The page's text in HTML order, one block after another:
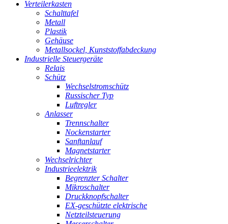
Verteilerkasten
Schalttafel
Metall
Plastik
Gehäuse
Metallsockel, Kunststoffabdeckung
Industrielle Steuergeräte
Relais
Schütz
Wechselstromschütz
Russischer Typ
Luftregler
Anlasser
Trennschalter
Nockenstarter
Sanftanlauf
Magnetstarter
Wechselrichter
Industrieelektrik
Begrenzter Schalter
Mikroschalter
Druckknopfschalter
EX-geschützte elektrische
Netzteilsteuerung